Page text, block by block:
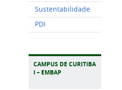
Sustentabilidade
PDI
CAMPUS DE CURITIBA
I – EMBAP